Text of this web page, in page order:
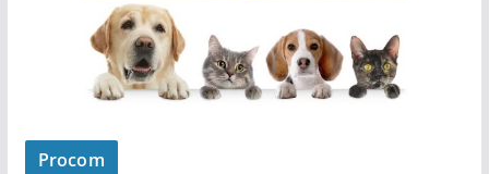
Procom